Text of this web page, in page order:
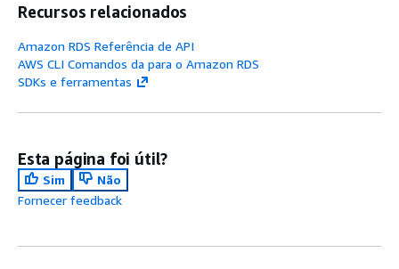
Recursos relacionados
Amazon RDS Referência de API
AWS CLI Comandos da para o Amazon RDS
SDKs e ferramentas
Esta página foi útil?
Sim
Não
Fornecer feedback